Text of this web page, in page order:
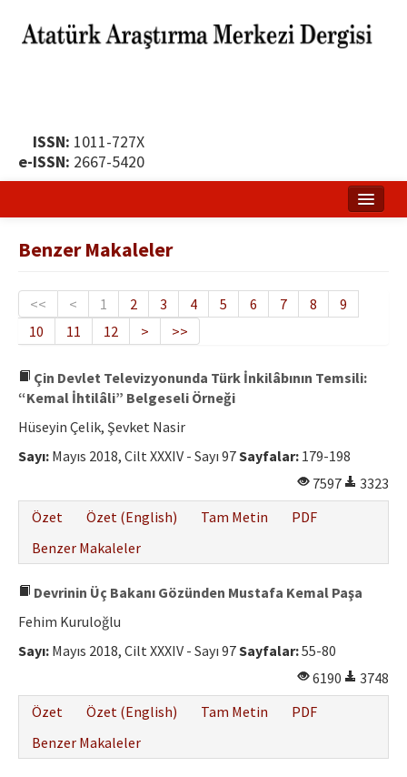
ISSN: 1011-727X
e-ISSN: 2667-5420
Yayın Politikası
Dergi Kurulları
Yayın İlkeleri
Yazar Rehberi
İletişim
Benzer Makaleler
<< < 1 2 3 4 5 6 7 8
9
10
11 12 > >>
Çin Devlet Televizyonunda Türk İnkilâbının Temsili:
“Kemal İhtilâli” Belgeseli Örneği
Hüseyin Çelik, Şevket Nasir
Sayı: Mayıs 2018, Cilt XXXIV - Sayı 97Sayfalar: 179-198
7597
3323
Özet
Özet (English) Tam Metin
PDF
Benzer Makaleler
Devrinin Üç Bakanı Gözünden Mustafa Kemal Paşa
Fehim Kuruloğlu
Sayı: Mayıs 2018, Cilt XXXIV - Sayı 97Sayfalar:55-80
6190
3748
Özet
Özet (English) Tam Metin
PDF
Benzer Makaleler